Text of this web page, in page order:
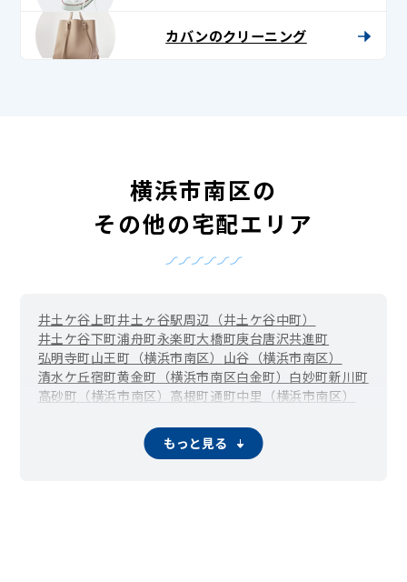
カバンのクリーニング
横浜市南区の
その他の宅配エリア
井土ケ谷上町井土ヶ谷駅周辺（井土ケ谷中町）
井土ケ谷下町浦舟町永楽町大橋町庚台唐沢共進町
弘明寺町山王町（横浜市南区） 山谷（横浜市南区）
清水ケ丘宿町黄金町（横浜市南区白金町） 白妙町新川町
高砂町（横浜市南区） 高根町通町中里（横浜市南区）
永田北西中町 八幡町（横浜市南区）
東蒔田町伏見町二葉町
もっと見る